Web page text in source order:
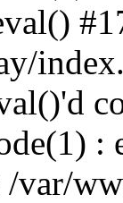
:
var/